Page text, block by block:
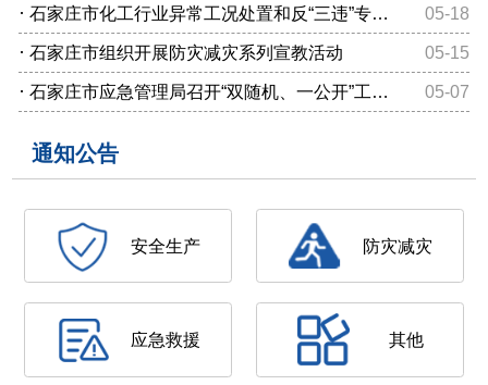
· 石家庄市化工行业异常工况处置和反“三违”专项整治行动取得阶段性成效 05-18
· 石家庄市组织开展防灾减灾系列宣教活动 05-15
· 石家庄市应急管理局召开“双随机、一公开”工作推进会议 05-07
通知公告
安全生产 防灾减灾
应急救援 其他